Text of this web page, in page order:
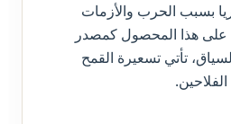
بسبب الحرب والأزمات
على هذا المحصول كمصدر
تأتي تسعيرة القمح